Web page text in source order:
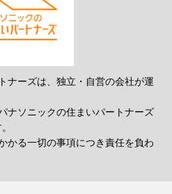
ナーズは、独立・自営の会社が運
ナソニックの住まいパートナーズ
かる一切の事項につき責任を負わ